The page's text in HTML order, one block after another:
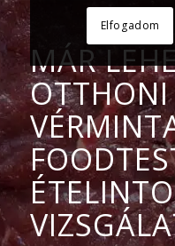
MÁR
OTTHONI
Elfogadom